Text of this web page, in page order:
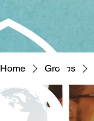
Home Groups